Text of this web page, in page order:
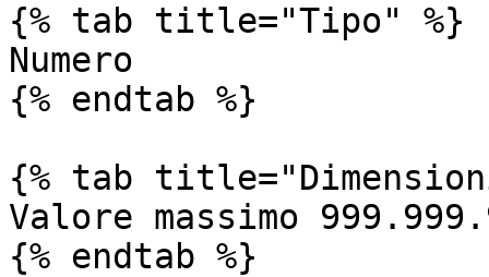
{% tab title="Tipo" %}
Numero
{% endtab %}
{% tab
Valore massimo
{% endtab %}